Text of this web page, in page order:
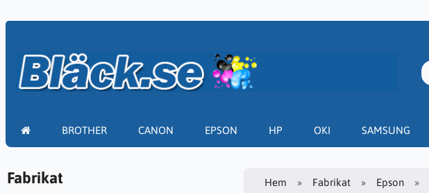
BROTHER CANON EPSON HP OKI SAMSUNG
Fabrikat Hem Fabrikat Epson